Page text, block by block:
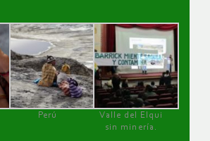
Perú
Valle del Elqui
sin minería.